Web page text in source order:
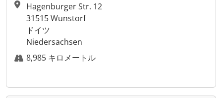
Hagenburger Str. 12
31515 Wunstorf
ドイツ
Niedersachsen
8,985 キロメートル